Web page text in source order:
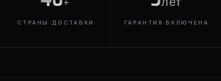
СТРАНЫ ДОСТАВКИ ГАРАНТИЯ ВКЛЮЧЕНА